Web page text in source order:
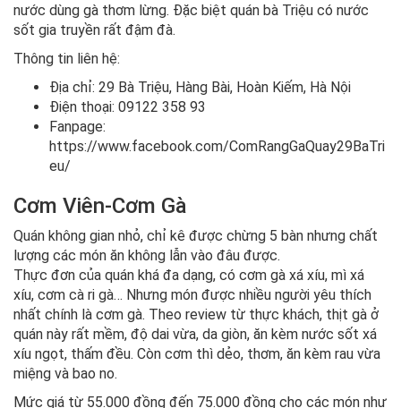
nước dùng gà thơm lừng. Đặc biệt quán bà Triệu có nước
sốt gia truyền rất đậm đà.
Thông tin liên hệ:
Địa chỉ: 29 Bà Triệu, Hàng Bài, Hoàn Kiếm, Hà Nội
Điện thoại: 09122 358 93
Fanpage:
https://www.facebook.com/ComRangGaQuay29BaTri
eu/
Cơm Viên-Cơm Gà
Quán không gian nhỏ, chỉ kê được chừng 5 bàn nhưng chất
lượng các món ăn không lẫn vào đâu được.
Thực đơn của quán khá đa dạng, có cơm gà xá xíu, mì xá
xíu, cơm cà ri gà… Nhưng món được nhiều người yêu thích
nhất chính là cơm gà. Theo review từ thực khách, thịt gà ở
quán này rất mềm, độ dai vừa, da giòn, ăn kèm nước sốt xá
xíu ngọt, thấm đều. Còn cơm thì dẻo, thơm, ăn kèm rau vừa
miệng và bao no.
Mức giá từ 55.000 đồng đến 75.000 đồng cho các món như